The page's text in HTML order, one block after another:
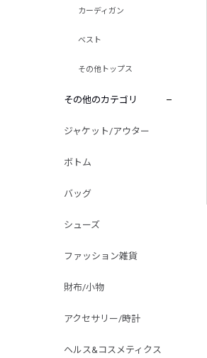
カーディガン
ベスト
その他トップス
その他のカテゴリ
ジャケット/アウター
ボトム
バッグ
シューズ
ファッション雑貨
財布/小物
アクセサリー/時計
ヘルス&コスメティクス
別注限定 ピグメントダイ バックプリント サーフ